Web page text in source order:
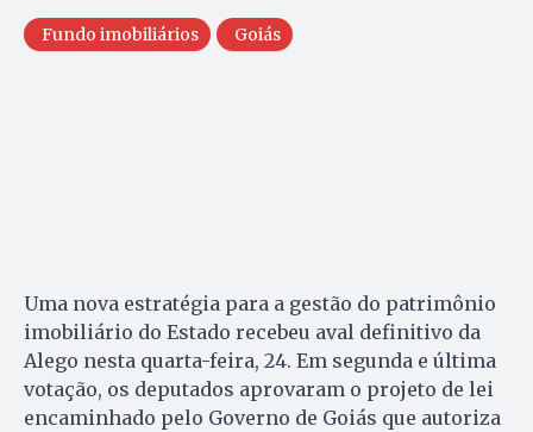
Fundo imobiliários Goiás
Uma nova estratégia para a gestão do patrimônio
imobiliário do Estado recebeu aval definitivo da
Alego nesta quarta-feira, 24. Em segunda e última
votação, os deputados aprovaram o projeto de lei
encaminhado pelo Governo de Goiás que autoriza